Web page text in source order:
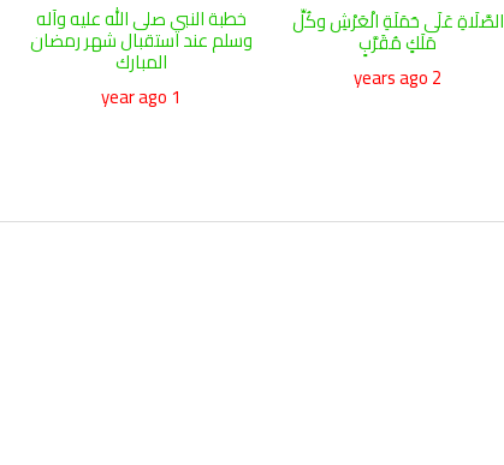
الصَّلَاةِ عَلَى حَمَلَةِ الْعَرْشِ وكُلِّ
مَلَكٍ مُقَرَّبٍ
2 years ago
خطبة النبي صلى الله عليه وآله
وسلم عند استقبال شهر رمضان
المبارك
1 year ago